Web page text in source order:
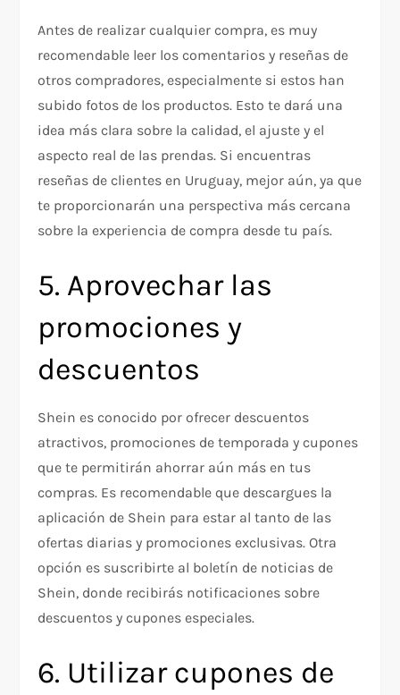
Antes de realizar cualquier compra, es muy
recomendable leer los comentarios y reseñas de
otros compradores, especialmente si estos han
subido fotos de los productos. Esto te dará una
idea más clara sobre la calidad, el ajuste y el
aspecto real de las prendas. Si encuentras
reseñas de clientes en Uruguay, mejor aún, ya que
te proporcionarán una perspectiva más cercana
sobre la experiencia de compra desde tu país.
5. Aprovechar las
promociones y
descuentos
Shein es conocido por ofrecer descuentos
atractivos, promociones de temporada y cupones
que te permitirán ahorrar aún más en tus
compras. Es recomendable que descargues la
aplicación de Shein para estar al tanto de las
ofertas diarias y promociones exclusivas. Otra
opción es suscribirte al boletín de noticias de
Shein, donde recibirás notificaciones sobre
descuentos y cupones especiales.
6. Utilizar cupones de